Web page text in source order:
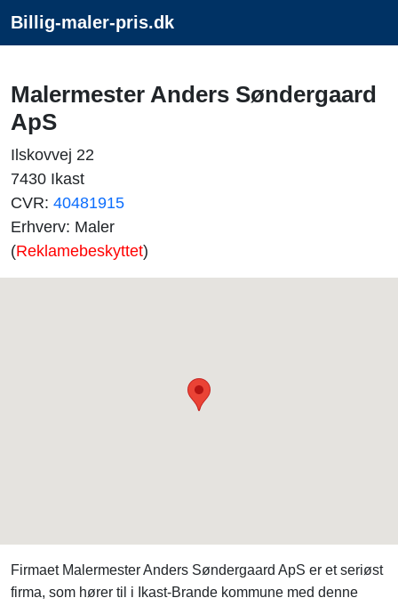
Billig-maler-pris.dk
Malermester Anders Søndergaard
ApS
Ilskovvej 22
7430 Ikast
CVR: 40481915
Erhverv: Maler
(Reklamebeskyttet)
Firmaet Malermester Anders Søndergaard ApS er et seriøst
firma, som hører til i Ikast-Brande kommune med denne